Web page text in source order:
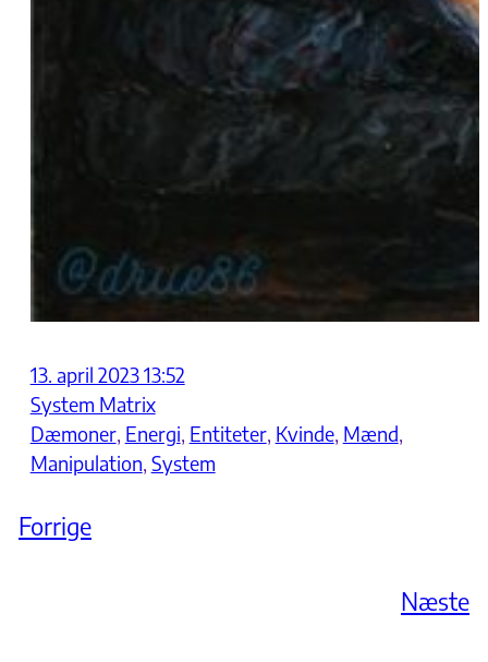
13. april 2023 13:52
System Matrix
Dæmoner, Energi, Entiteter, Kvinde, Mænd
Manipulation, System
Forrige
Næste